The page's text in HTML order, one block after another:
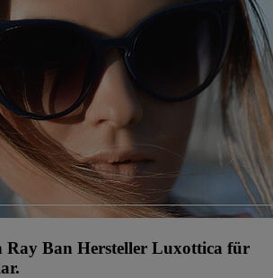
Ray Ban Hersteller Luxottica für